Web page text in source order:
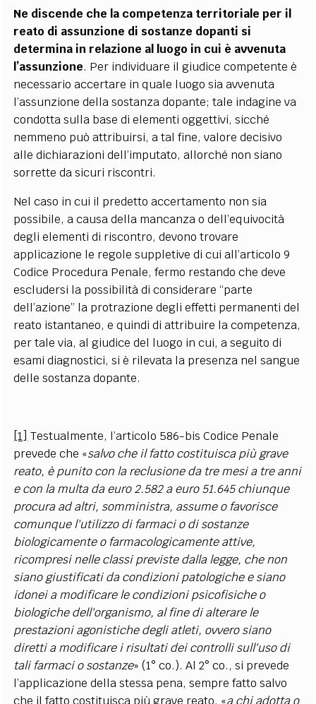
Ne discende che la competenza territoriale per il
reato di assunzione di sostanze dopanti si
determina in relazione al luogo in cui è avvenuta
l’assunzione. Per individuare il giudice competente è
necessario accertare in quale luogo sia avvenuta
l’assunzione della sostanza dopante; tale indagine va
condotta sulla base di elementi oggettivi, sicché
nemmeno può attribuirsi, a tal fine, valore decisivo
alle dichiarazioni dell’imputato, allorché non siano
sorrette da sicuri riscontri.
Nel caso in cui il predetto accertamento non sia
possibile, a causa della mancanza o dell’equivocità
degli elementi di riscontro, devono trovare
applicazione le regole suppletive di cui all’articolo 9
Codice Procedura Penale, fermo restando che deve
escludersi la possibilità di considerare “parte
dell’azione” la protrazione degli effetti permanenti del
reato istantaneo, e quindi di attribuire la competenza,
per tale via, al giudice del luogo in cui, a seguito di
esami diagnostici, si è rilevata la presenza nel sangue
delle sostanza dopante.
[1] Testualmente, l’articolo 586-bis Codice Penale
prevede che «salvo che il fatto costituisca più grave
reato, è punito con la reclusione da tre mesi a tre anni
e con la multa da euro 2.582 a euro 51.645 chiunque
procura ad altri, somministra, assume o favorisce
comunque l'utilizzo di farmaci o di sostanze
biologicamente o farmacologicamente attive,
ricompresi nelle classi previste dalla legge, che non
siano giustificati da condizioni patologiche e siano
idonei a modificare le condizioni psicofisiche o
biologiche dell'organismo, al fine di alterare le
prestazioni agonistiche degli atleti, ovvero siano
diretti a modificare i risultati dei controlli sull'uso di
tali farmaci o sostanze» (1° co.). Al 2° co., si prevede
l’applicazione della stessa pena, sempre fatto salvo
che il fatto costituisca più grave reato, «a chi adotta o